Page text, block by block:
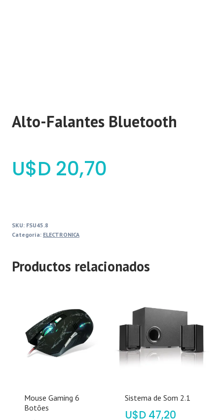
Alto-Falantes Bluetooth
$ 20,70
SKU: FSU45.8
Categoría: ELECTRONICA
Productos relacionados
Mouse Gaming 6
Botões
Sistema de Som 2.1
$ 47,20